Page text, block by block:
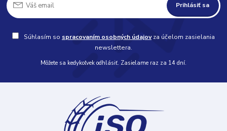
Prihlásiť sa
Súhlasím so spracovaním osobných údajovza účelom zasielania
newslettera.
Môžete sa kedykoľvek odhlásiť. Zasielame raz za 14 dní.